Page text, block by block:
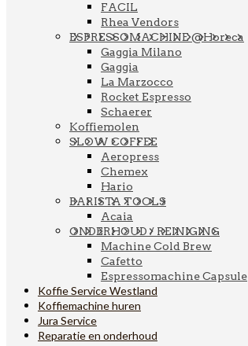
FACIL
Rhea Vendors
ESPRESSOMACHINE @Horeca
Gaggia Milano
Gaggia
La Marzocco
Rocket Espresso
Schaerer
Koffiemolen
SLOW COFFEE
Aeropress
Chemex
Hario
BARISTA TOOLS
Acaia
ONDERHOUD / REINIGING
Machine Cold Brew
Cafetto
Espressomachine Capsule
Koffie Service Westland
Koffiemachine huren
Jura Service
Reparatie en onderhoud